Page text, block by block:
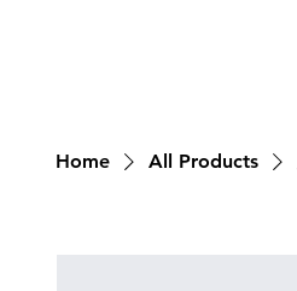
Home All Products